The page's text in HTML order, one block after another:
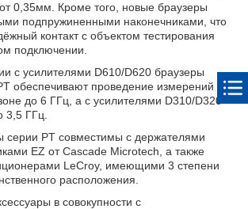
0,35мм. Кроме того, новые браузеры
подпружиненными наконечниками, что
контакт с объектом тестирования
подключении.
с усилителями D610/D620 браузеры
обеспечивают проведение измерений в
до 6 ГГц, а с усилителями D310/D320
3,5 ГГц.
серии PT совместимы с держателями
EZ от Cascade Microtech, а также
LeCroy, имеющими 3 степени
расположения.
в совокупности с